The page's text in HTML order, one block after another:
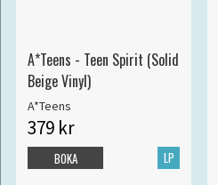
A*Teens - Teen Spirit (Solid
Beige Vinyl)
A*Teens
379 kr
LP
BOKA